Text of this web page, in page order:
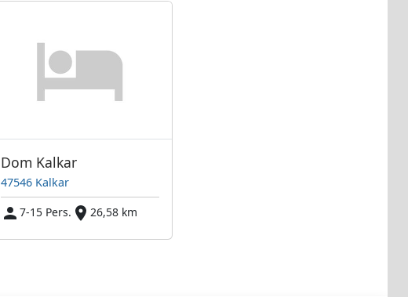
Dom Kalkar
47546 Kalkar
7-15 Pers.
26,58 km